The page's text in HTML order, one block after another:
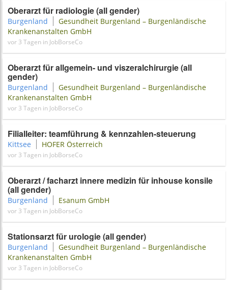
Oberarzt für radiologie (all gender)
Burgenland
Gesundheit Burgenland – Burgenländische
Krankenanstalten GmbH
vor 3 Tagen in JobBorseCo
Oberarzt für allgemein- und viszeralchirurgie (all
gender)
Burgenland
Gesundheit Burgenland – Burgenländische
Krankenanstalten GmbH
vor 3 Tagen in JobBorseCo
Filialleiter: teamführung & kennzahlen-steuerung
Kittsee HOFER Österreich
vor 3 Tagen in JobBorseCo
Oberarzt / facharzt innere medizin für inhouse konsile
(all gender)
Burgenland Esanum GmbH
vor 3 Tagen in JobBorseCo
Stationsarzt für urologie (all gender)
Burgenland
Gesundheit Burgenland – Burgenländische
Krankenanstalten GmbH
vor 3 Tagen in JobBorseCo